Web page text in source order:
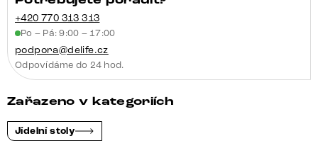
+420 770 313 313
Po – Pá: 9:00 – 17:00
podpora@delife.cz
Odpovídáme do 24 hod.
Zařazeno v kategoriích
Jídelní stoly